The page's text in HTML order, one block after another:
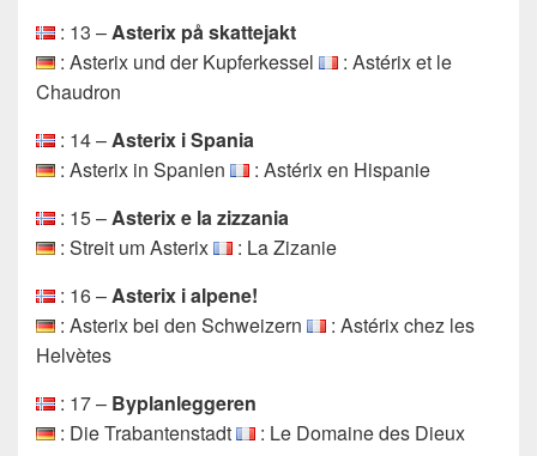
: 13 –Asterix på skattejakt
: Asterix und der Kupferkessel
: Astérix et le
Chaudron
: 14 –Asterix i Spania
: Asterix in Spanien
: Astérix en Hispanie
: 15 –Asterix e la zizzania
: Streit um Asterix
: La Zizanie
: 16 –Asterix i alpene!
: Asterix bei den Schweizern
: Astérix chez les
Helvètes
: 17 – Byplanleggeren
: Die Trabantenstadt
: Le Domaine des Dieux